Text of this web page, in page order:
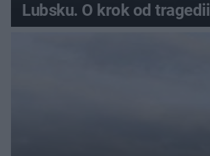
Lubsku. O krok od tragedii